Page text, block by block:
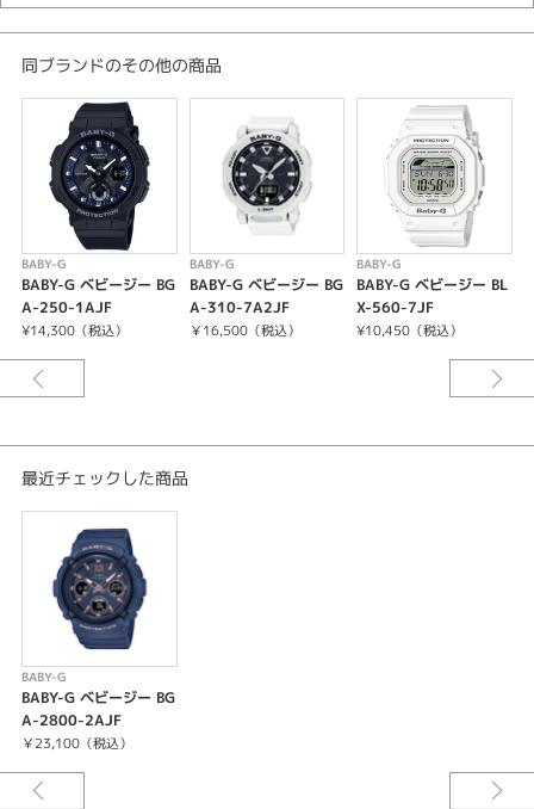
その他ベルト
ソーラー電波
10気圧防水
ベビージー
レディース 腕時計
腕時計
BABY-G
紹介文
ケース・ベゼル材質：樹脂
樹脂バンド
耐衝撃構造（ショックレジスト）
10気圧防水
電波時計 日本・北米・ヨーロッパ・中国地域対応 MULTIBAND6
ストップウオッチ（1/100秒、60分計、スプリット付き）
時刻アラーム5本（カウントダウン機能付き）・時報
ダブルLEDライト：
文字板用LEDライト（フルオートライト、スーパーイルミネーター、残照機
能、残照時間切替（1.5秒/3秒）付き）、
LCD部用LEDバックライト（フルオートライト、スーパーイルミネーター、
残照機能、残照時間切替（1.5秒/3秒）付き）
LED：ホワイト
フルオートカレンダー
操作音ON/OFF切替機能
パワーセービング機能（暗所では一定時間が経過すると表示を消して節電し
ます）
バッテリーインジケーター表示
フル充電時からソーラー発電無しの状態での駆動時間
同ブランドのその他の商品
BABY-G
BABY-G ベビージー BG
A-250-1AJF
¥14,300（税込）
BABY-G
BABY-G ベビージー BG
A-310-7A2JF
￥16,500（税込）
BABY-G
BABY-G ベビージー BL
X-560-7JF
¥10,450（税込）
最近チェックした商品
BABY-G
BABY-G ベビージー BG
A-2800-2AJF
￥23,100（税込）